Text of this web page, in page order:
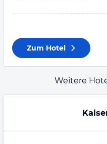
Zum Hotel
Weitere